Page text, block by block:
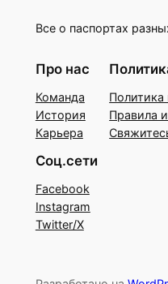
Все о паспортах
Про нас
Команда
История
Карьера
Политика
Правила
Соц.сети
Facebook
Instagram
Twitter/X